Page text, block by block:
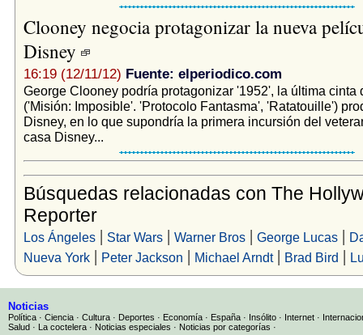
Clooney negocia protagonizar la nueva
Disney
16:19 (12/11/12) Fuente: elperiodico.com
George Clooney podría protagonizar '1952', la última cinta
('Misión: Imposible'. 'Protocolo Fantasma', 'Ratatouille')
Disney, en lo que supondría la primera incursión del
casa Disney...
Búsquedas relacionadas con The
Reporter
Los Ángeles| Star Wars| Warner Bros| George Lucas|
Nueva York| Peter Jackson | Michael Arndt| Brad Bird |
Noticias
Política · Ciencia · Cultura · Deportes · Economía · España · Insólito · Internet ·
Salud · La coctelera · Noticias especiales · Noticias por categorías ·